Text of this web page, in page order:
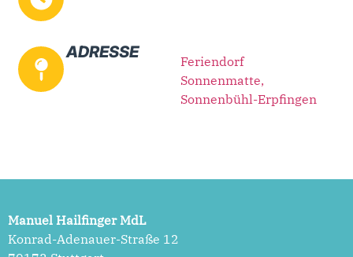
ADRESSE
Feriendorf
Sonnenmatte,
Sonnenbühl-Erpfingen
Manuel Hailfinger MdL
Konrad-Adenauer-Straße 12